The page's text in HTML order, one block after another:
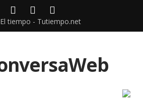
Facebook
Twitter
El tiempo - Tutiempo.net